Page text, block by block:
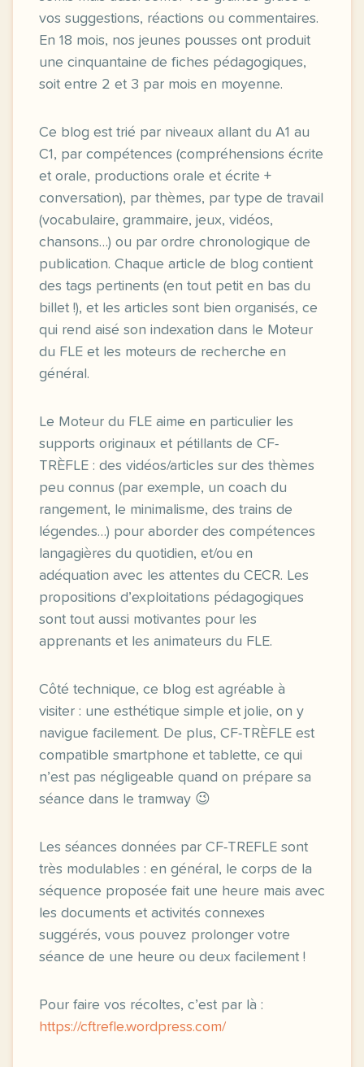
vos suggestions, réactions ou commentaires.
En 18 mois, nos jeunes pousses ont produit
une cinquantaine de fiches pédagogiques,
soit entre 2 et 3 par mois en moyenne.
Ce blog est trié par niveaux allant du A1 au
C1, par compétences (compréhensions écrite
et orale, productions orale et écrite +
conversation), par thèmes, par type de travail
(vocabulaire, grammaire, jeux, vidéos,
chansons…) ou par ordre chronologique de
publication. Chaque article de blog contient
des tags pertinents (en tout petit en bas du
billet !), et les articles sont bien organisés, ce
qui rend aisé son indexation dans le Moteur
du FLE et les moteurs de recherche en
général.
Le Moteur du FLE aime en particulier les
supports originaux et pétillants de CF-
TRÈFLE : des vidéos/articles sur des thèmes
peu connus (par exemple, un coach du
rangement, le minimalisme, des trains de
légendes…) pour aborder des compétences
langagières du quotidien, et/ou en
adéquation avec les attentes du CECR. Les
propositions d’exploitations pédagogiques
sont tout aussi motivantes pour les
apprenants et les animateurs du FLE.
Côté technique, ce blog est agréable à
visiter : une esthétique simple et jolie, on y
navigue facilement. De plus, CF-TRÈFLE est
compatible smartphone et tablette, ce qui
n’est pas négligeable quand on prépare sa
séance dans le tramway 😉
Les séances données par CF-TREFLE sont
très modulables : en général, le corps de la
séquence proposée fait une heure mais avec
les documents et activités connexes
suggérés, vous pouvez prolonger votre
séance de une heure ou deux facilement !
Pour faire vos récoltes, c’est par là :
https://cftrefle.wordpress.com/